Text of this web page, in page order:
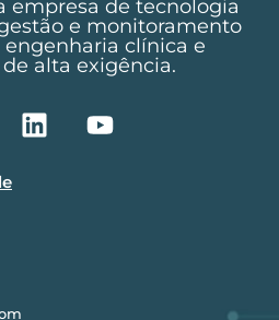
empresa de tecnologia
e monitoramento
engenharia clínica e
alta exigência.